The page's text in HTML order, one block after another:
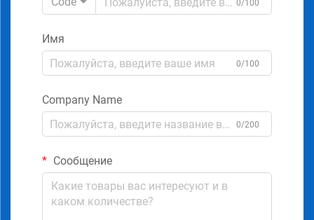
0/100
Имя
0/100
Company Name
0/200
Сообщение